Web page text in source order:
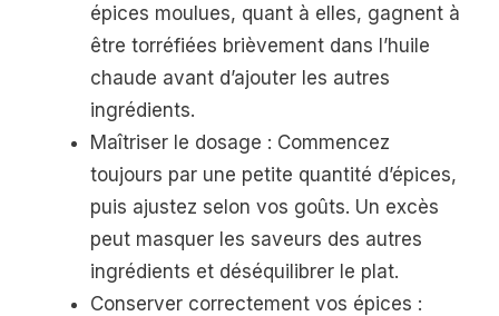
épices moulues, quant à elles, gagnent à
être torréfiées brièvement dans l’huile
chaude avant d’ajouter les autres
ingrédients.
Maîtriser le dosage : Commencez
toujours par une petite quantité d’épices,
puis ajustez selon vos goûts. Un excès
peut masquer les saveurs des autres
ingrédients et déséquilibrer le plat.
Conserver correctement vos épices :